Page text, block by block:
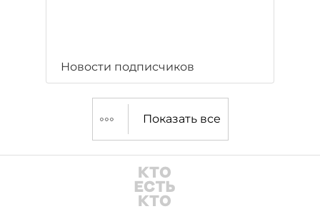
Новости подписчиков
Показать все